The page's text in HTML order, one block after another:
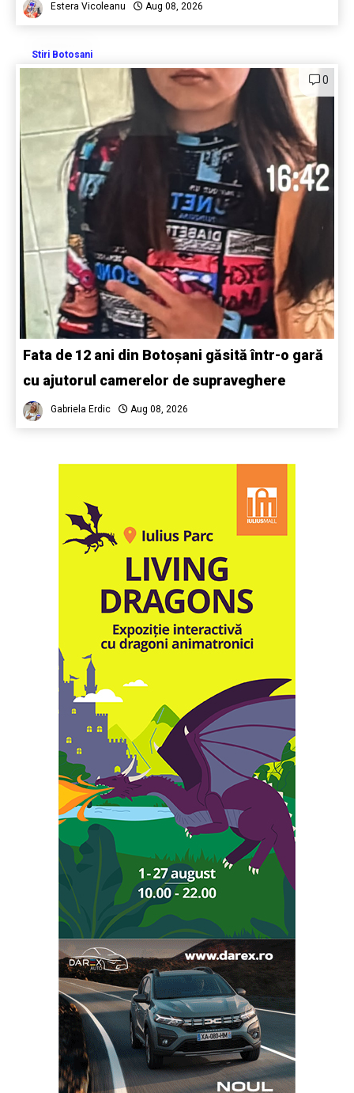
Estera Vicoleanu Aug 08, 2026
Stiri Botosani
0
Fata de 12 ani din Botoșani găsită într-o gară
cu ajutorul camerelor de supraveghere
Gabriela Erdic Aug 08, 2026